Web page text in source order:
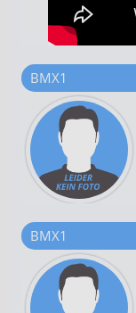
BMX1
BMX1